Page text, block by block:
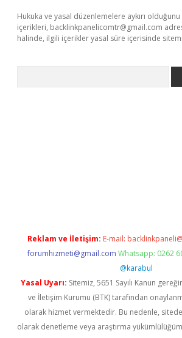
Hukuka ve yasal düzenlemelere aykırı
içerikleri, backlinkpanelicomtr@gmail.com
halinde, ilgili içerikler yasal süre içerisinde
Reklam ve İletişim: E-mail:
forumhizmeti@gmail.com Whatsapp: 0262
@karabul
Yasal Uyarı: Sitemiz, 5651 Sayılı Kanun
ve İletişim Kurumu (BTK) tarafından
olarak hizmet vermektedir. Bu nedenle,
olarak denetleme veya araştırma